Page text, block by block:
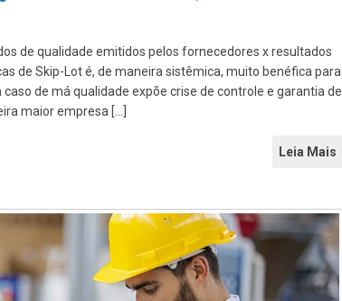
de qualidade emitidos pelos fornecedores x resultados
de Skip-Lot é, de maneira sistêmica, muito benéfica para
de má qualidade expõe crise de controle e garantia de
maior empresa […]
Leia Mais